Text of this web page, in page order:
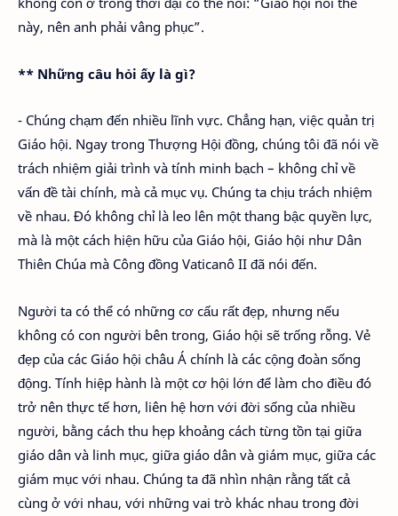
này, nên anh phải vâng phục”.
** Những câu hỏi ấy là gì?
- Chúng chạm đến nhiều lĩnh vực. Chẳng hạn, việc quản trị
Giáo hội. Ngay trong Thượng Hội đồng, chúng tôi đã nói về
trách nhiệm giải trình và tính minh bạch – không chỉ về
vấn đề tài chính, mà cả mục vụ. Chúng ta chịu trách nhiệm
về nhau. Đó không chỉ là leo lên một thang bậc quyền lực,
mà là một cách hiện hữu của Giáo hội, Giáo hội như Dân
Thiên Chúa mà Công đồng Vaticanô II đã nói đến.
Người ta có thể có những cơ cấu rất đẹp, nhưng nếu
không có con người bên trong, Giáo hội sẽ trống rỗng. Vẻ
đẹp của các Giáo hội châu Á chính là các cộng đoàn sống
động. Tính hiệp hành là một cơ hội lớn để làm cho điều đó
trở nên thực tế hơn, liên hệ hơn với đời sống của nhiều
người, bằng cách thu hẹp khoảng cách từng tồn tại giữa
giáo dân và linh mục, giữa giáo dân và giám mục, giữa các
giám mục với nhau. Chúng ta đã nhìn nhận rằng tất cả
cùng ở với nhau, với những vai trò khác nhau trong đời